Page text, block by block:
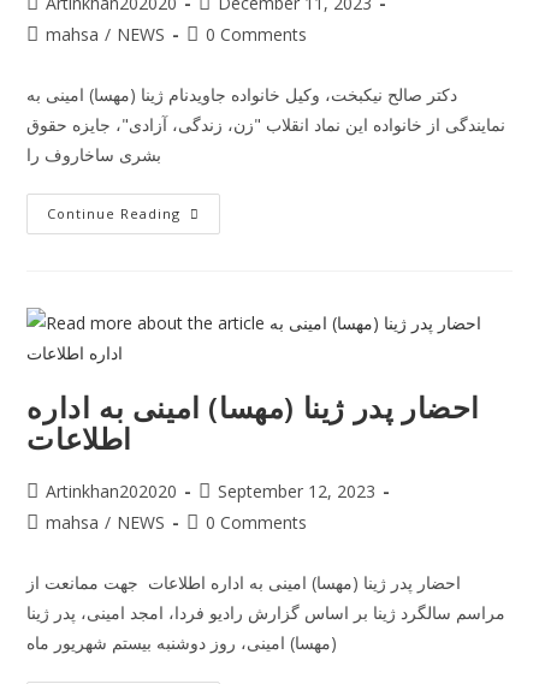
mahsa / NEWS 0 Comments
دکتر صالح نیکبخت، وکیل خانواده جاویدنام ژینا (مهسا) امینی به
نمایندگی از خانواده این نماد انقلاب "زن، زندگی، آزادی"، جایزه حقوق
بشری ساخاروف را
Continue Reading
احضار پدر ژینا (مهسا) امینی به اداره
اطلاعات
Artinkhan202020
September 12, 2023
mahsa / NEWS 0 Comments
احضار پدر ژینا (مهسا) امینی به اداره اطلاعات جهت ممانعت از
مراسم سالگرد ژینا بر اساس گزارش رادیو فردا، امجد امینی، پدر ژینا
(مهسا) امینی، روز دوشنبه بیستم شهریور ماه